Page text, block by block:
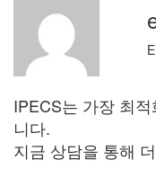
IPECS는 가장 최
니다.
지금 상담을 통해